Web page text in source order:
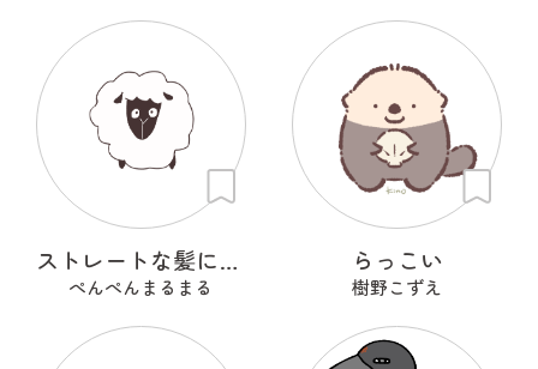
ストレートな髪に憧れるひつじ
ぺんぺんまるまる
らっこい
樹野こずえ